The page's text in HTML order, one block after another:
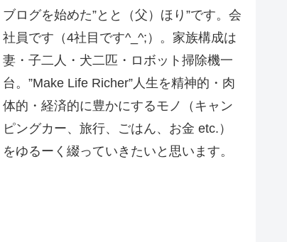
ブログを始めた”とと（父）ほり”です。会
社員です（4社目です^_^;）。家族構成は
妻・子二人・犬二匹・ロボット掃除機一
台。”Make Life Richer”人生を精神的・肉
体的・経済的に豊かにするモノ（キャン
ピングカー、旅行、ごはん、お金 etc.）
をゆるーく綴っていきたいと思います。